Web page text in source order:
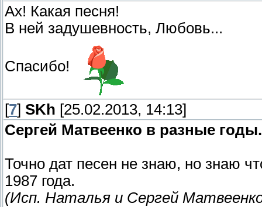
Ах! Какая песня!
В ней задушевность, Любовь...
Спасибо!
[7] SKh [25.02.2013, 14:13]
Сергей Матвеенко в разные годы.
Точно дат песен не знаю, но знаю
1987 года.
(Исп. Наталья и Сергей